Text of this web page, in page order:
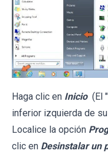
Haga clic en Inicio (El
inferior izquierda de
Localice la opción
clic en Desinstalar un